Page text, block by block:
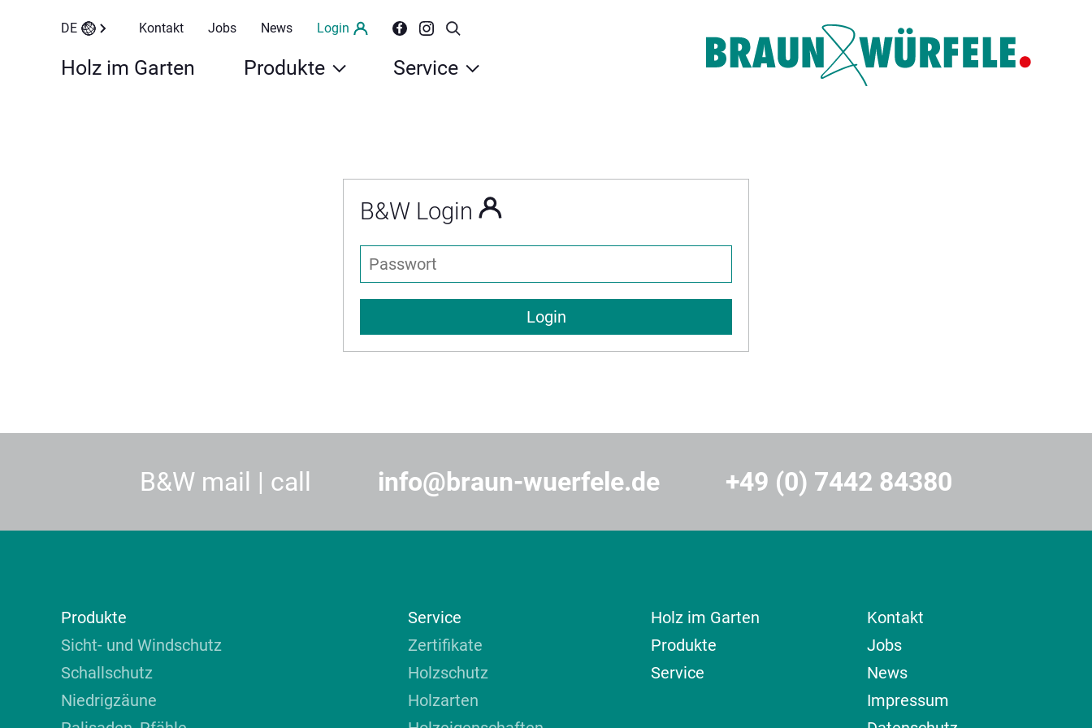
Holz im Garten Produkte Service
DE Kontakt Jobs News Login
B&W Login
B&W mail | call info@braun-wuerfele.de +49 (0) 7442 84380
Produkte
Sicht- und Windschutz
Schallschutz
Niedrigzäune
Service
Zertifikate
Holzschutz
Holzarten
Holz im Garten
Produkte
Service
Kontakt
Jobs
News
Impressum